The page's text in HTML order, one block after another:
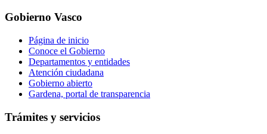
Gobierno Vasco
Página de inicio
Conoce el Gobierno
Departamentos y entidades
Atención ciudadana
Gobierno abierto
Gardena, portal de transparencia
Trámites y servicios